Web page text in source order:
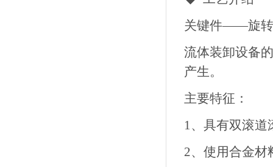
关键件——旋转
流体装卸设备
产生。
主要特征：
1、具有双滚道
2、使用合金材